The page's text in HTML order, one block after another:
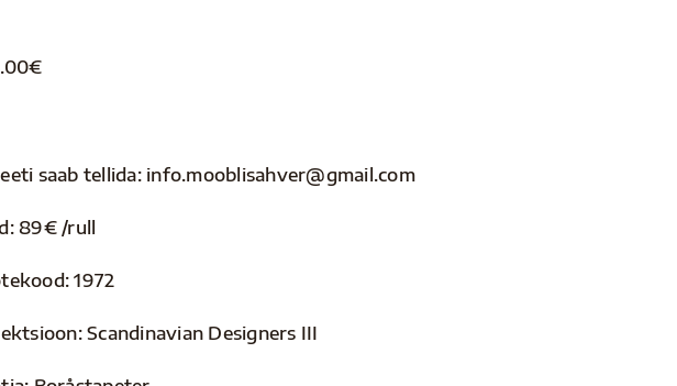
€
saab tellida: info.mooblisahver@gmail.com
89€ /rull
1972
Scandinavian Designers III